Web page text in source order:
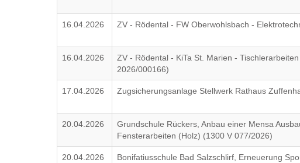
16.04.2026 ZV - Rödental - FW Oberwohlsbach -
16.04.2026
ZV - Rödental - KiTa St. Marien -
2026/000166)
17.04.2026 Zugsicherungsanlage Stellwerk Rathaus
20.04.2026
Grundschule Rückers, Anbau einer Mensa
Fensterarbeiten (Holz) (1300 V 077/2026)
20.04.2026
Bonifatiusschule Bad Salzschlirf, Erneuerung